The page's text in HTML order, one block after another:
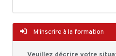
M'inscrire à la formation